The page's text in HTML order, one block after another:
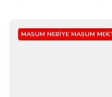
MASUM NEBIYE MASUM